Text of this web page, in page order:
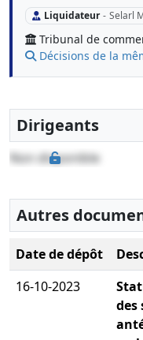
Liquidateur - Selarl
Tribunal de
Décisions de la
Dirigeants
Non disponible
Autres
Date de dépôt
16-10-2023
des